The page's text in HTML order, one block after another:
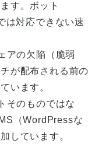
す。ボット
は対応できない速
アの欠陥（脆弱
が配布される前の
います。
そのものではな
（WordPressな
しています。